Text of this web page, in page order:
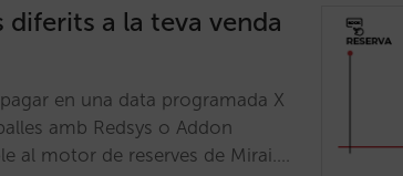
a la teva venda
en una data programada X
amb Redsys o Addon
al motor de reserves de Mirai.…